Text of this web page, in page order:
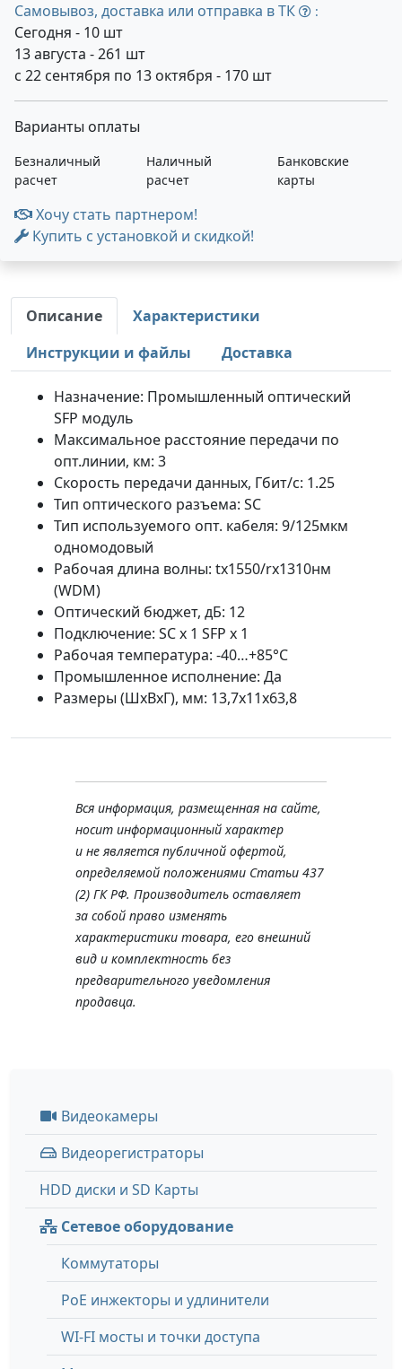
Самовывоз, доставка или отправка в ТК
:
Сегодня - 10 шт
13 августа - 261 шт
с 22 сентября по 13 октября - 170 шт
Варианты оплаты
Безналичный
расчет
Наличный
расчет
Банковские
карты
Хочу стать партнером!
Купить с установкой и скидкой!
Описание
Характеристики
Инструкции и файлы
Доставка
Назначение: Промышленный оптический
SFP модуль
Максимальное расстояние передачи по
опт.линии, км: 3
Скорость передачи данных, Гбит/с: 1.25
Тип оптического разъема: SC
Тип используемого опт. кабеля: 9/125мкм
одномодовый
Рабочая длина волны: tx1550/rx1310нм
(WDM)
Оптический бюджет, дБ: 12
Подключение: SC x 1 SFP x 1
Рабочая температура: -40…+85°С
Промышленное исполнение: Да
Размеры (ШхВхГ), мм: 13,7x11x63,8
Вся информация, размещенная на сайте,
носит информационный характер
и не является публичной офертой,
определяемой положениями Статьи 437
(2) ГК РФ. Производитель оставляет
за собой право изменять
характеристики товара, его внешний
вид и комплектность без
предварительного уведомления
продавца.
Видеокамеры
Видеорегистраторы
HDD диски и SD Карты
Сетевое оборудование
Коммутаторы
PoE инжекторы и удлинители
WI-FI мосты и точки доступа